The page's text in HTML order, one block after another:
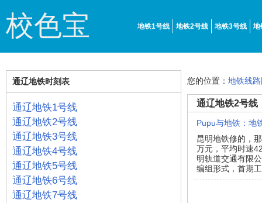
校色宝 地铁1号线 地铁2号线 地铁3号线 地
通辽地铁时刻表
通辽地铁1号线
通辽地铁2号线
通辽地铁3号线
通辽地铁4号线
通辽地铁5号线
通辽地铁6号线
通辽地铁7号线
您的位置： 地铁线
通辽地铁2号线
Pupu与地铁：地
昆明地铁修的，
万元，平均时速
明轨道交通有限
编组形式，首期